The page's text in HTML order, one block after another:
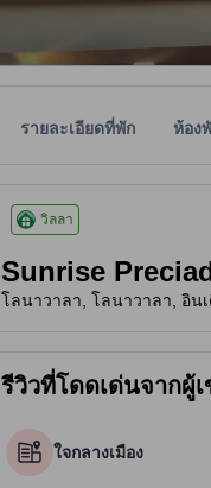
รายละเอียดที่พัก ห้อง
วิลลา
Sunrise
โลนาวาลา, โลนาวาลา, อิน
รีวิวที่โดดเด่นจากผู้
ใจกลางเมือง